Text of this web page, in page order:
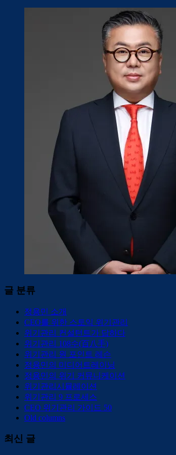
글 분류
정용민 소개
CEO를 위한 스토익 위기관리
위기관리 컨설턴트가 답하다
위기관리 108수(百八手)
위기관리 원 포인트 레슨
정용민의 미디어트레이닝
정용민의 위기 커뮤니케이션
위기관리시뮬레이션
위기관리 9 프로세스
CEO 위기관리 가이드 50
Old columns
최신 글